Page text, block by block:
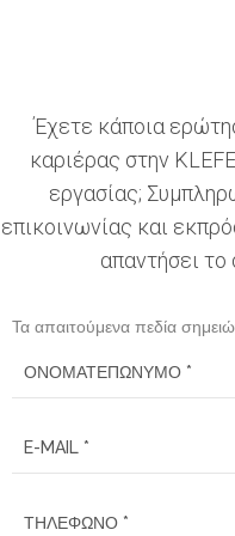
Έχετε κάποια
καριέρας στην
εργασίας;
επικοινωνίας και
απαντήσει το
Τα απαιτούμενα πεδία